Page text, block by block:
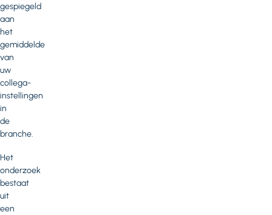
gespiegeld
aan
het
gemiddelde
van
uw
collega-
instellingen
in
de
branche.
Het
onderzoek
bestaat
uit
een